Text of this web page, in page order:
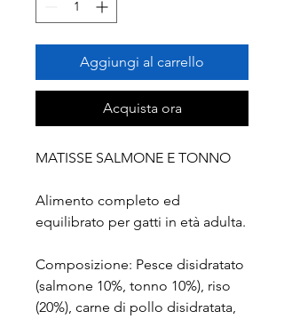
Aggiungi al carrello
Acquista ora
MATISSE SALMONE E TONNO
Alimento completo ed
equilibrato per gatti in età adulta.
Composizione: Pesce disidratato
(salmone 10%, tonno 10%), riso
(20%), carne di pollo disidratata,